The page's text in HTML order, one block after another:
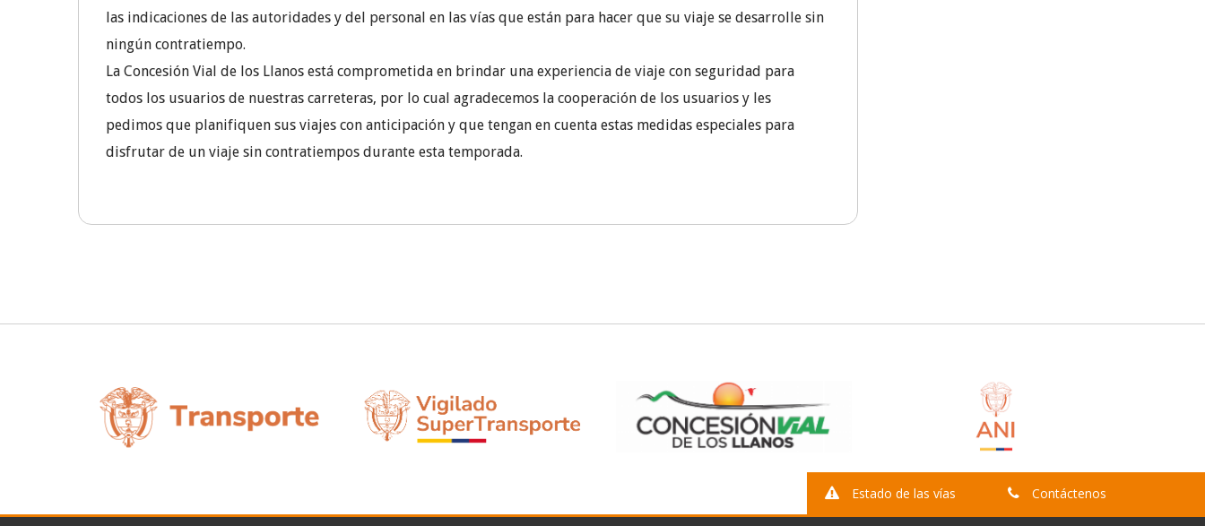
las indicaciones de las autoridades y del personal en las vías que están para hacer que su viaje se desarrolle sin
ningún contratiempo.
La Concesión Vial de los Llanos está comprometida en brindar una experiencia de viaje con seguridad para
todos los usuarios de nuestras carreteras, por lo cual agradecemos la cooperación de los usuarios y les
pedimos que planifiquen sus viajes con anticipación y que tengan en cuenta estas medidas especiales para
disfrutar de un viaje sin contratiempos durante esta temporada.
Estado de las vías Contáctenos